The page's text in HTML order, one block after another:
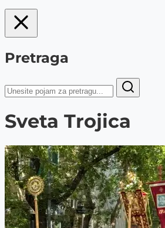
Pretraga
Sveta Trojica